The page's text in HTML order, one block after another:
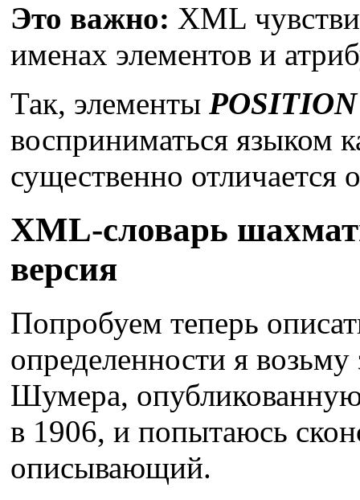
Это важно: XML
именах элементов и
Так, элементы POSITION
восприниматься языком
существенно отличается
XML-cловарь
версия
Попробуем теперь
определенности я
Шумера,
в 1906, и попытаюсь
описывающий.